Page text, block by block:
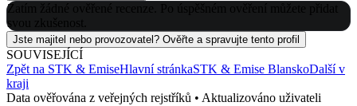
Zatím žádné ověřené recenze. Po úspěšném ověření můžete přidat
svou zkušenost.
Jste majitel nebo provozovatel? Ověřte a spravujte tento profil
SOUVISEJÍCÍ
Zpět na STK & EmiseHlavní stránkaSTK & Emise BlanskoDalší v
kraji
Data ověřována z veřejných rejstříků • Aktualizováno uživateli